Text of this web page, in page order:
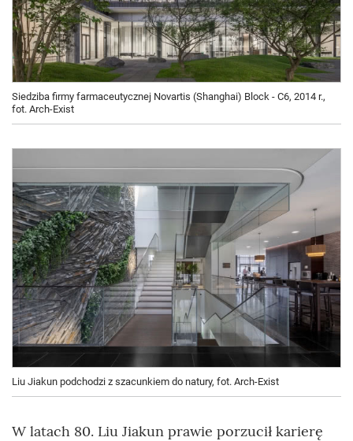
Siedziba firmy farmaceutycznej Novartis (Shanghai) Block - C6, 2014 r.,
fot. Arch-Exist
Liu Jiakun podchodzi z szacunkiem do natury, fot. Arch-Exist
W latach 80. Liu Jiakun prawie porzucił karierę